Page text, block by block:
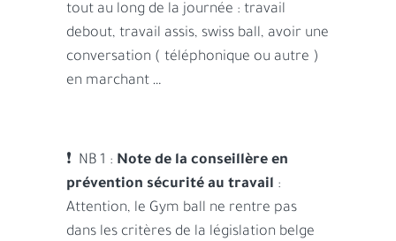
tout au long de la journée : travail
debout, travail assis, swiss ball, avoir une
conversation ( téléphonique ou autre )
en marchant …
❗ NB 1 : Note de la conseillère en
prévention sécurité au travail :
Attention, le Gym ball ne rentre pas
dans les critères de la législation belge